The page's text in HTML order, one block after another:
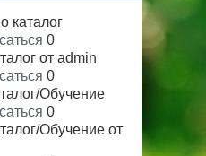
каталог
0
от admin
0
Обучение
0
Обучение от